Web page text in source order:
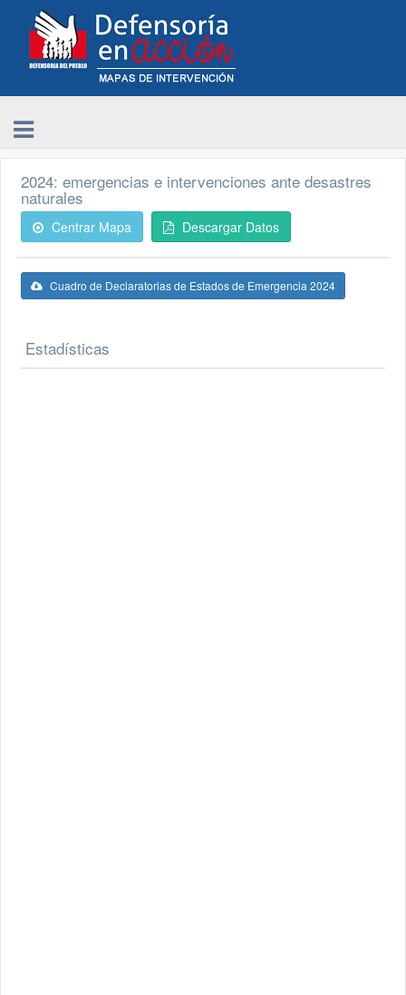
2024: emergencias e intervenciones ante desastres
naturales
Centrar Mapa Descargar Datos
Cuadro de Declaratorias de Estados de Emergencia 2024
Estadísticas